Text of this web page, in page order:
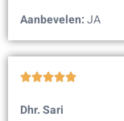
Aanbevelen:JA

Dhr. Sari